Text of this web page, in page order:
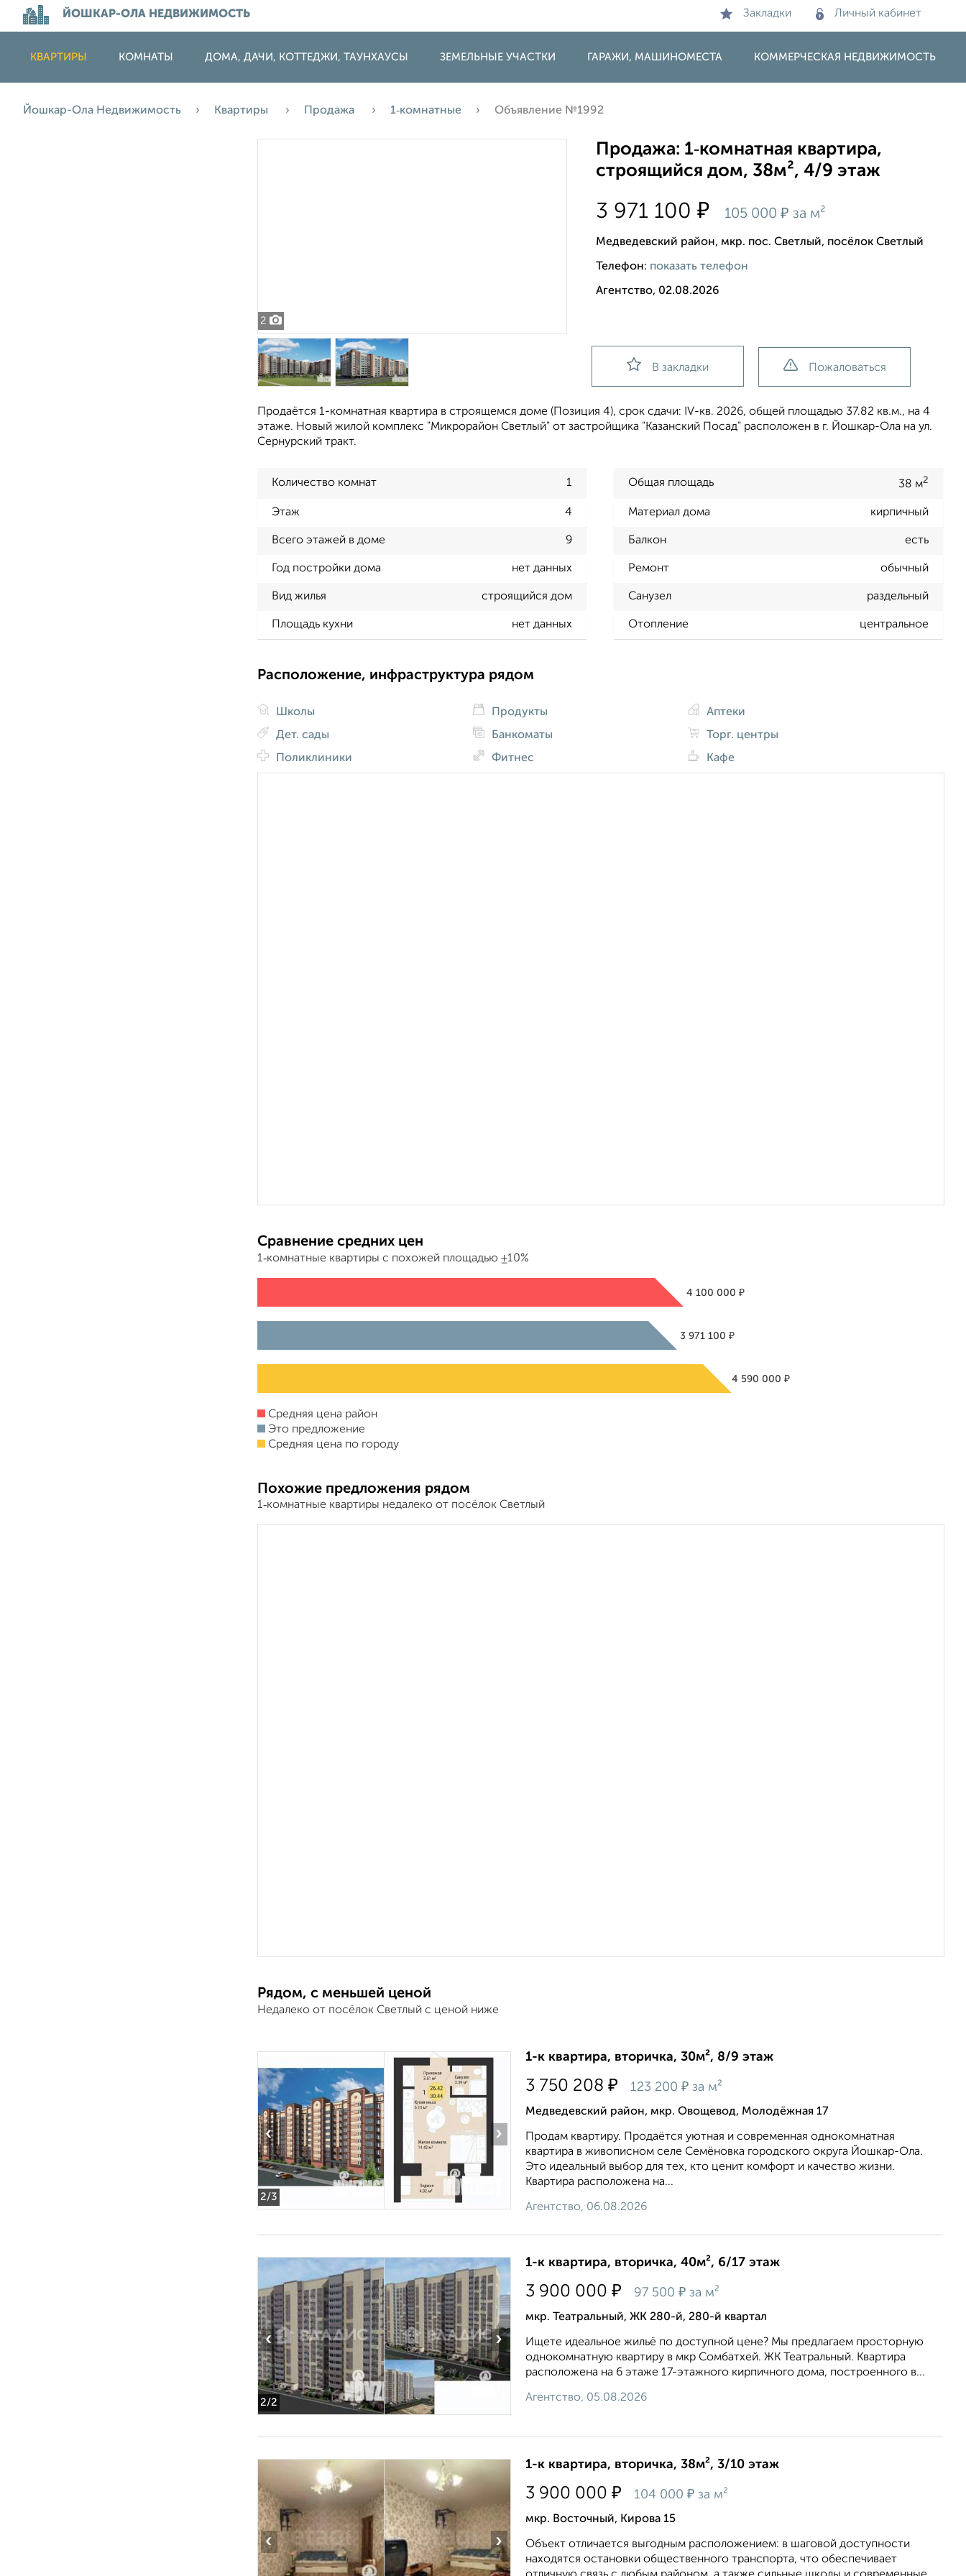
ЙОШКАР-ОЛА НЕДВИЖИМОСТЬ Закладки Личный кабинет
КВАРТИРЫ КОМНАТЫ ДОМА, ДАЧИ, КОТТЕДЖИ, ТАУНХАУСЫ ЗЕМЕЛЬНЫЕ УЧАСТКИ ГАРАЖИ, МАШИНОМЕСТА КОММЕРЧЕСКАЯ НЕДВИЖИМОСТЬ
Йошкар-Ола Недвижимость Квартиры Продажа 1‑комнатные Объявление №1992
2
Продажа: 1‑комнатная квартира,
строящийся дом, 38м², 4/9 этаж
3 971 100₽ 105 000₽ за м²
Медведевский район, мкр. пос. Светлый, посёлок Светлый
Телефон: показать телефон
Агентство, 02.08.2026
В закладки Пожаловаться
Продаётся 1-комнатная квартира в строящемся доме (Позиция 4), срок сдачи: IV-кв. 2026, общей площадью 37.82 кв.м., на 4
этаже. Новый жилой комплекс "Микрорайон Светлый" от застройщика "Казанский Посад" расположен в г. Йошкар-Ола на ул.
Сернурский тракт.
Количество комнат 1 Общая площадь 38 м2
Этаж 4 Материал дома кирпичный
Всего этажей в доме 9 Балкон есть
Год постройки дома нет данных Ремонт обычный
Вид жилья строящийся дом Санузел раздельный
Площадь кухни нет данных Отопление центральное
Расположение, инфраструктура рядом
Школы
Дет. сады
Поликлиники
Продукты
Банкоматы
Фитнес
Аптеки
Торг. центры
Кафе
Сравнение средних цен
1‑комнатные квартиры с похожей площадью ±10%
4 100 000₽
3 971 100 ₽
4 590 000₽
Средняя цена район
Это предложение
Средняя цена по городу
Похожие предложения рядом
1‑комнатные квартиры недалеко от посёлок Светлый
Рядом, с меньшей ценой
Недалеко от посёлок Светлый с ценой ниже
2/3
‹ ›
1-к квартира, вторичка, 30м², 8/9 этаж
3 750 208 ₽ 123 200 ₽ за м²
Медведевский район, мкр. Овощевод, Молодёжная 17
Продам квартиру. Продаётся уютная и современная однокомнатная
квартира в живописном селе Семёновка городского округа Йошкар-Ола.
Это идеальный выбор для тех, кто ценит комфорт и качество жизни.
Квартира расположена на...
Агентство, 06.08.2026
2/2
‹ ›
1-к квартира, вторичка, 40м², 6/17 этаж
3 900 000 ₽ 97 500 ₽ за м²
мкр. Театральный, ЖК 280-й, 280-й квартал
Ищете идеальное жильё по доступной цене? Мы предлагаем просторную
однокомнатную квартиру в мкр Сомбатхей. ЖК Театральный. Квартира
расположена на 6 этаже 17-этажного кирпичного дома, построенного в...
Агентство, 05.08.2026
‹ ›
1-к квартира, вторичка, 38м², 3/10 этаж
3 900 000 ₽ 104 000 ₽ за м²
мкр. Восточный, Кирова 15
Объект отличается выгодным расположением: в шаговой доступности
находятся остановки общественного транспорта, что обеспечивает